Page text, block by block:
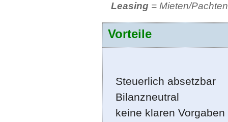
Leasing = Mieten/
Vorteile
Steuerlich absetzbar
Bilanzneutral
keine klaren Vorgaben